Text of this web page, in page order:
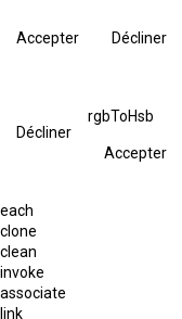
Accepter Décliner
Décliner
rgbToHsb
Accepter
each
clone
clean
invoke
associate
link